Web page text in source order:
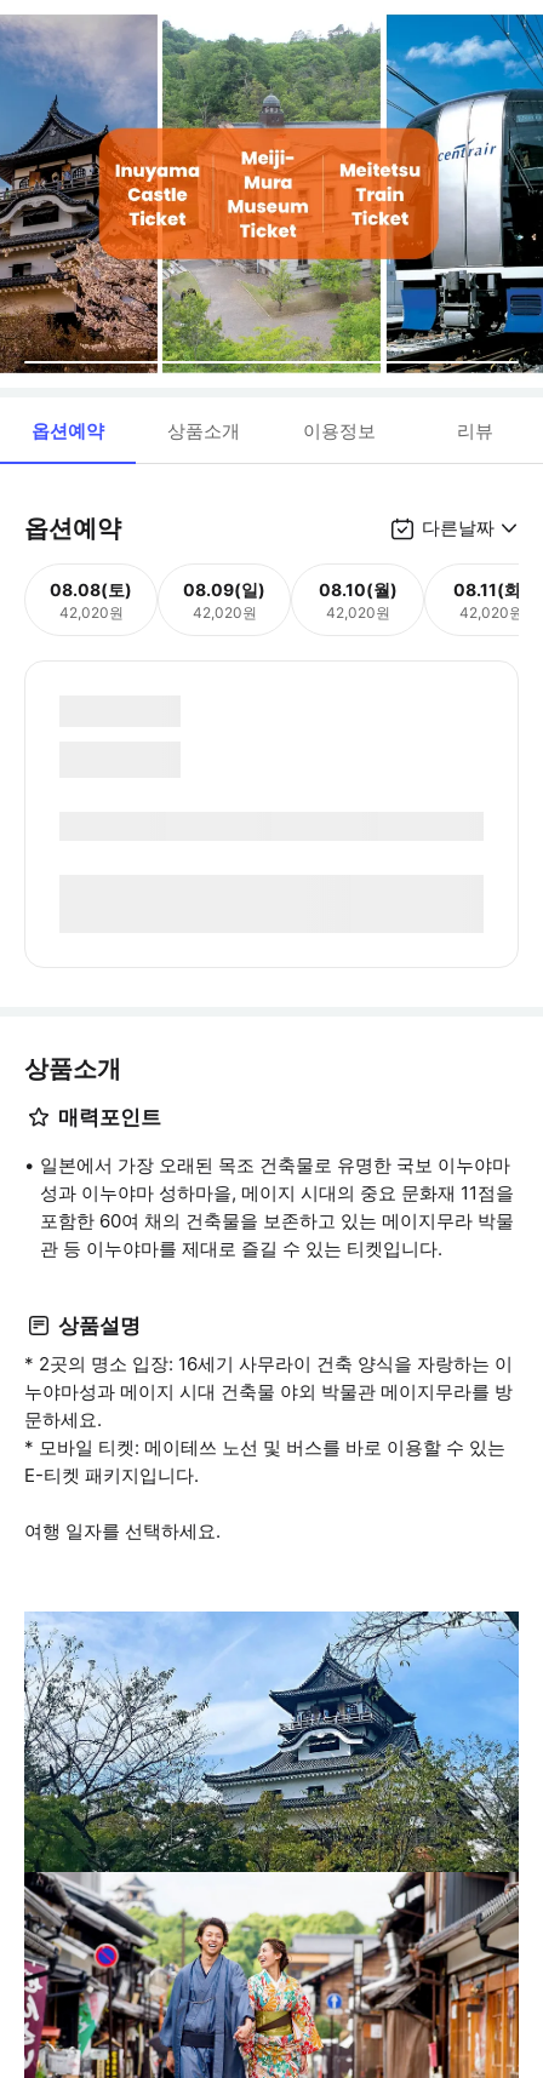
옵션예약 상품소개 이용정보 리뷰
옵션예약 다른날짜
08.08(토)
42,020원
08.09(일)
42,020원
08.10(월)
42,020원
08.11(화)
42,020원
상품소개
매력포인트
일본에서 가장 오래된 목조 건축물로 유명한 국보 이누야마
성과 이누야마 성하마을, 메이지 시대의 중요 문화재 11점을
포함한 60여 채의 건축물을 보존하고 있는 메이지무라 박물
관 등 이누야마를 제대로 즐길 수 있는 티켓입니다.
상품설명
* 2곳의 명소 입장: 16세기 사무라이 건축 양식을 자랑하는 이
누야마성과 메이지 시대 건축물 야외 박물관 메이지무라를 방
문하세요.
* 모바일 티켓: 메이테쓰 노선 및 버스를 바로 이용할 수 있는
E-티켓 패키지입니다.
여행 일자를 선택하세요.